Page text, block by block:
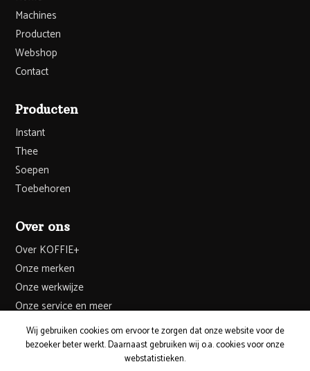
Machines
Producten
Webshop
Contact
Producten
Instant
Thee
Soepen
Toebehoren
Over ons
Over KOFFIE+
Onze merken
Onze werkwijze
Onze service en meer
Wij gebruiken cookies om ervoor te zorgen dat onze website voor de
bezoeker beter werkt. Daarnaast gebruiken wij o.a. cookies voor onze
webstatistieken.